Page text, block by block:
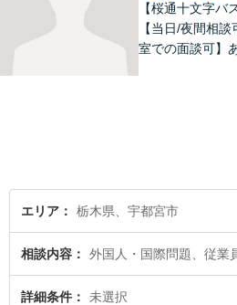
【桜通十文字バ
【当日/夜間相
室での面談可】
エリア 栃木県、宇都宮市
相談内容
詳細条件 未選択